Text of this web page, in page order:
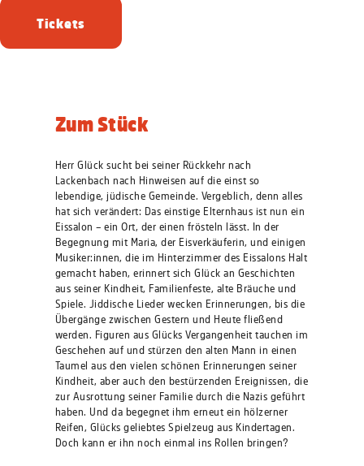
Tickets
Zum Stück
Herr Glück sucht bei seiner Rückkehr nach
Lackenbach nach Hinweisen auf die einst so
lebendige, jüdische Gemeinde. Vergeblich, denn alles
hat sich verändert: Das einstige Elternhaus ist nun ein
Eissalon – ein Ort, der einen frösteln lässt. In der
Begegnung mit Maria, der Eisverkäuferin, und einigen
Musiker:innen, die im Hinterzimmer des Eissalons Halt
gemacht haben, erinnert sich Glück an Geschichten
aus seiner Kindheit, Familienfeste, alte Bräuche und
Spiele. Jiddische Lieder wecken Erinnerungen, bis die
Übergänge zwischen Gestern und Heute fließend
werden. Figuren aus Glücks Vergangenheit tauchen im
Geschehen auf und stürzen den alten Mann in einen
Taumel aus den vielen schönen Erinnerungen seiner
Kindheit, aber auch den bestürzenden Ereignissen, die
zur Ausrottung seiner Familie durch die Nazis geführt
haben. Und da begegnet ihm erneut ein hölzerner
Reifen, Glücks geliebtes Spielzeug aus Kindertagen.
Doch kann er ihn noch einmal ins Rollen bringen?